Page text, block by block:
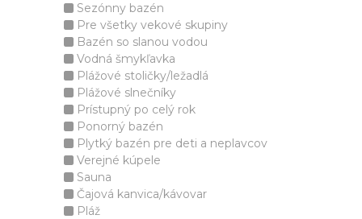
Sezónny bazén
Pre všetky vekové skupiny
Bazén so slanou vodou
Vodná šmykľavka
Plážové stoličky/ležadlá
Plážové slnečníky
Prístupný po celý rok
Ponorný bazén
Plytký bazén pre deti a neplavcov
Verejné kúpele
Sauna
Čajová kanvica/kávovar
Pláž